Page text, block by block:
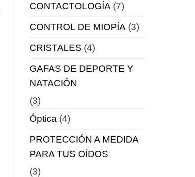
CONTACTOLOGÍA (7)
CONTROL DE MIOPÍA (3)
CRISTALES (4)
GAFAS DE DEPORTE Y
NATACIÓN
(3)
Óptica (4)
PROTECCIÓN A MEDIDA
PARA TUS OÍDOS
(3)